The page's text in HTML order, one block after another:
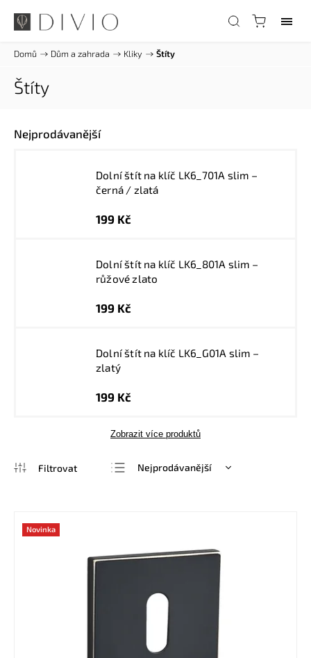
Domů / Dům a zahrada / Kliky / Štíty
Štíty
Nejprodávanější
Dolní štít na klíč LK6_701A slim –
černá / zlatá
199 Kč
Dolní štít na klíč LK6_801A slim –
růžové zlato
199 Kč
Dolní štít na klíč LK6_G01A slim –
zlatý
199 Kč
Zobrazit více produktů
Nejprodávanější
Novinka